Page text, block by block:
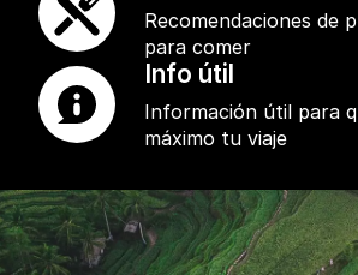
Recomendaciones de
para comer
Info útil
Información útil para
máximo tu viaje